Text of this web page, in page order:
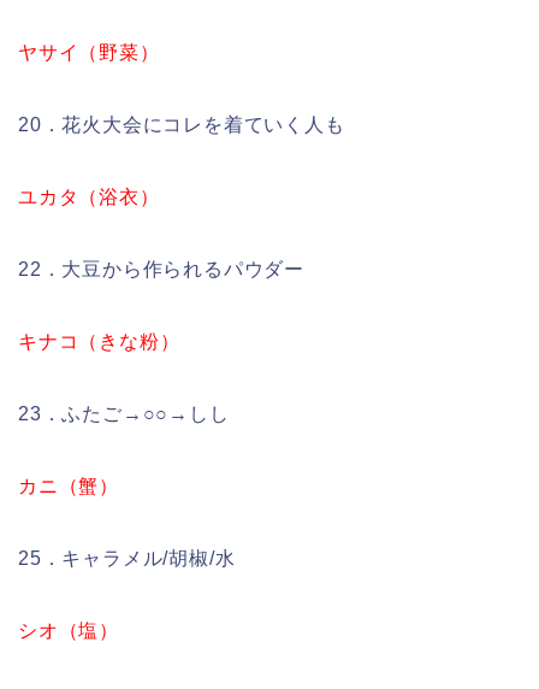
ヤサイ（野菜）
20．花火大会にコレを着ていく人も
ユカタ（浴衣）
22．大豆から作られるパウダー
キナコ（きな粉）
23．ふたご→○○→しし
カニ（蟹）
25．キャラメル/胡椒/水
シオ（塩）